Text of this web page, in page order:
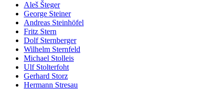
Aleš Šteger
George Steiner
Andreas Steinhöfel
Fritz Stern
Dolf Sternberger
Wilhelm Sternfeld
Michael Stolleis
Ulf Stolterfoht
Gerhard Storz
Hermann Stresau